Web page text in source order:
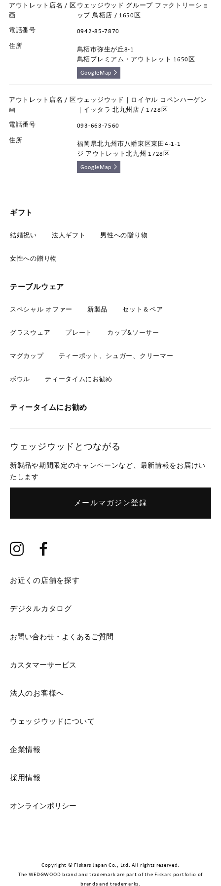
ウェッジウッド グループ ファクトリーショ
ップ 鳥栖店 / 1650区
0942-85-7870
鳥栖市弥生が丘8-1
鳥栖プレミアム・アウトレット 1650区
GoogleMap
ウェッジウッド｜ロイヤル コペンハーゲン
｜イッタラ 北九州店 / 1728区
093-663-7560
福岡県北九州市八幡東区東田4-1-1
ジ アウトレット北九州 1728区
GoogleMap
ギフト
結婚祝い 法人ギフト 男性への贈り物
女性への贈り物
テーブルウェア
スペシャル オファー 新製品 セット＆ペア
グラスウェア プレート カップ&ソーサー
マグカップ ティーポット、シュガー、クリーマー
ボウル ティータイムにお勧め
ティータイムにお勧め
ウェッジウッドとつながる
新製品や期間限定のキャンペーンなど、最新情報をお届けい
たします
メールマガジン登録
お近くの店舗を探す
デジタルカタログ
お問い合わせ・よくあるご質問
カスタマーサービス
法人のお客様へ
ウェッジウッドについて
企業情報
採用情報
オンラインポリシー
Copyright © Fiskars Japan Co., Ltd. All rights reserved.
The WEDGWOOD brand and trademark are part of the Fiskars portfolio of
brands and trademarks.